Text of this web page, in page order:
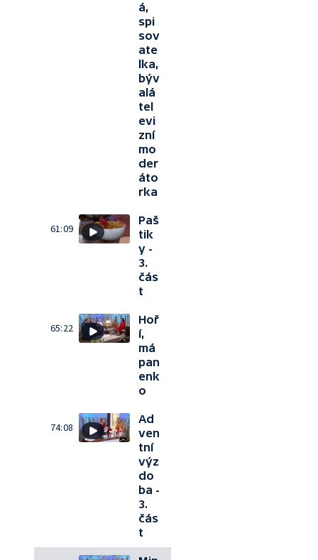
á,
spi
sov
ate
lka,
býv
alá
tel
evi
zní
mo
der
áto
rka
61:09
Paš
tik
y -
3.
čás
t
65:22
Hoř
í,
má
pan
enk
o
74:08
Ad
ven
tní
výz
do
ba -
3.
čás
t